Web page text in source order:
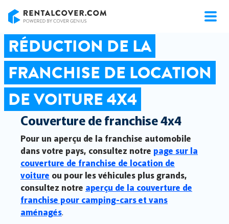
RÉDUCTION DE LA
FRANCHISE DE LOCATION
DE VOITURE 4X4
Couverture de franchise 4x4
Pour un aperçu de la franchise automobile
dans votre pays, consultez notre page sur la
couverture de franchise de location de
voiture ou pour les véhicules plus grands,
consultez notre aperçu de la couverture de
franchise pour camping-cars et vans
aménagés.